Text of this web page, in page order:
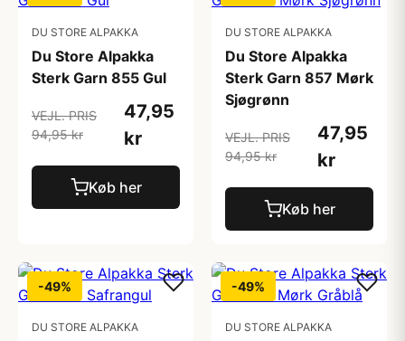
DU STORE ALPAKKA
Du Store Alpakka
Sterk Garn 855 Gul
VEJL. PRIS
94,95 kr
47,95
kr
Køb her
DU STORE ALPAKKA
Du Store Alpakka
Sterk Garn 857 Mørk
Sjøgrønn
VEJL. PRIS
94,95 kr
47,95
kr
Køb her
-49%
DU STORE ALPAKKA
-49%
DU STORE ALPAKKA